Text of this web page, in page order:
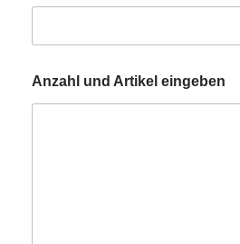
Anzahl und Artikel eingeben